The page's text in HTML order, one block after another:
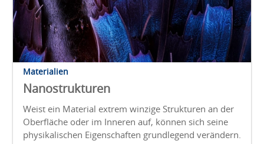
Materialien
Nanostrukturen
Weist ein Material extrem winzige Strukturen an der
Oberfläche oder im Inneren auf, können sich seine
physikalischen Eigenschaften grundlegend verändern.